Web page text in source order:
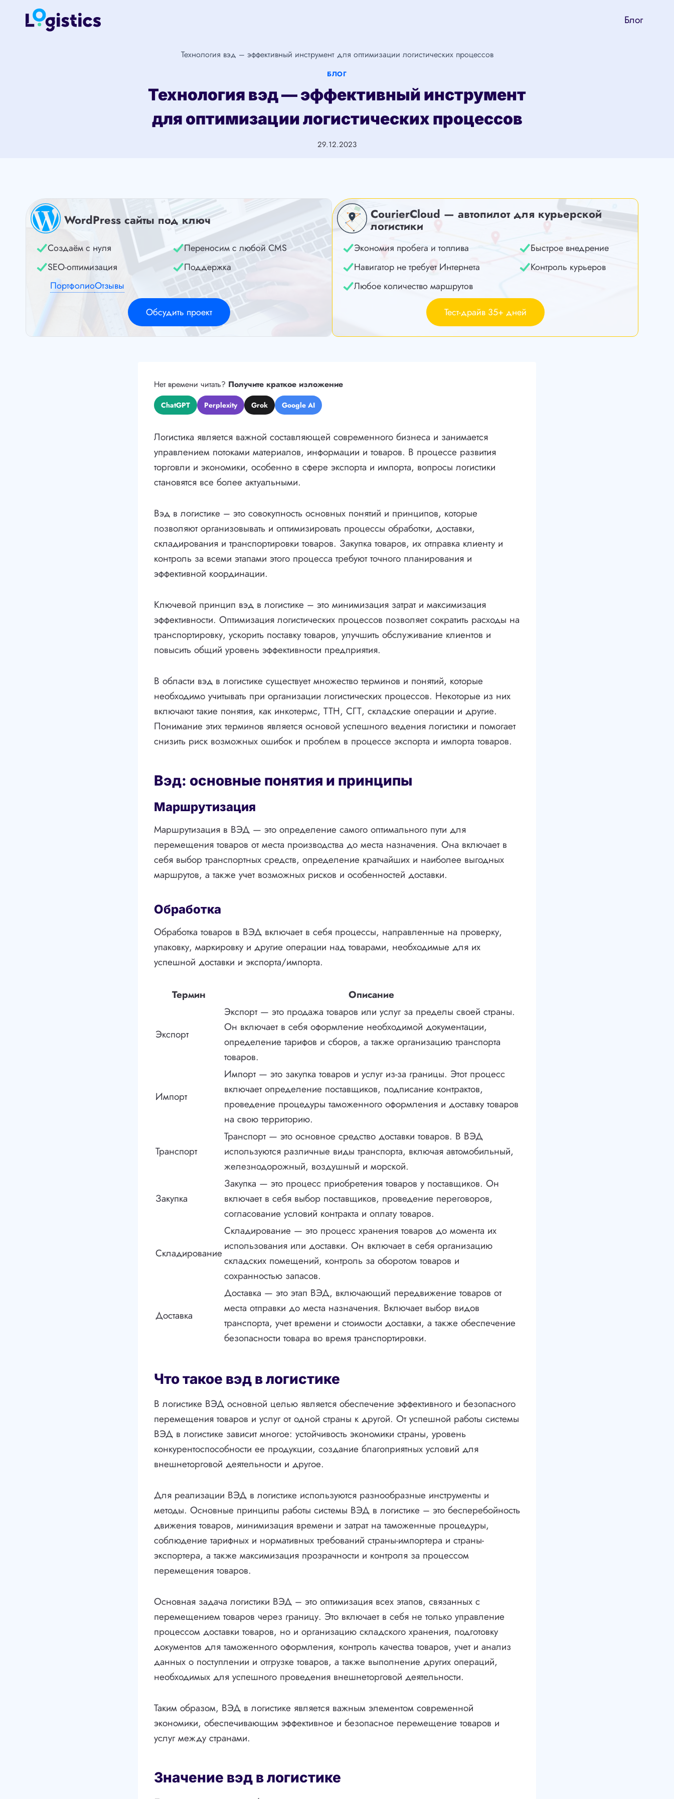
Перейти
Блог
Технология вэд – эффективный инструмент для оптимизации логистических процессов
БЛОГ
Технология вэд — эффективный инструмент
для оптимизации логистических процессов
29.12.2023
WordPress сайты под ключ
Создаём с нуля
Переносим с любой CMS
SEO-оптимизация
Поддержка
ПортфолиоОтзывы
Обсудить проект
CourierCloud — автопилот для курьерской
логистики
Экономия пробега и топлива
Быстрое внедрение
Навигатор не требует Интернета
Контроль курьеров
Любое количество маршрутов
Тест-драйв 35+ дней
Нет времени читать? Получите краткое изложение
ChatGPT Perplexity Grok Google AI
Логистика является важной составляющей современного бизнеса и занимается
управлением потоками материалов, информации и товаров. В процессе развития
торговли и экономики, особенно в сфере экспорта и импорта, вопросы логистики
становятся все более актуальными.
Вэд в логистике – это совокупность основных понятий и принципов, которые
позволяют организовывать и оптимизировать процессы обработки, доставки,
складирования и транспортировки товаров. Закупка товаров, их отправка клиенту и
контроль за всеми этапами этого процесса требуют точного планирования и
эффективной координации.
Ключевой принцип вэд в логистике – это минимизация затрат и максимизация
эффективности. Оптимизация логистических процессов позволяет сократить расходы на
транспортировку, ускорить поставку товаров, улучшить обслуживание клиентов и
повысить общий уровень эффективности предприятия.
В области вэд в логистике существует множество терминов и понятий, которые
необходимо учитывать при организации логистических процессов. Некоторые из них
включают такие понятия, как инкотермс, ТТН, СГТ, складские операции и другие.
Понимание этих терминов является основой успешного ведения логистики и помогает
снизить риск возможных ошибок и проблем в процессе экспорта и импорта товаров.
Вэд: основные понятия и принципы
Маршрутизация
Маршрутизация в ВЭД — это определение самого оптимального пути для
перемещения товаров от места производства до места назначения. Она включает в
себя выбор транспортных средств, определение кратчайших и наиболее выгодных
маршрутов, а также учет возможных рисков и особенностей доставки.
Обработка
Обработка товаров в ВЭД включает в себя процессы, направленные на проверку,
упаковку, маркировку и другие операции над товарами, необходимые для их
успешной доставки и экспорта/импорта.
Термин Описание
Экспорт
Экспорт — это продажа товаров или услуг за пределы своей страны.
Он включает в себя оформление необходимой документации,
определение тарифов и сборов, а также организацию транспорта
товаров.
Импорт
Импорт — это закупка товаров и услуг из-за границы. Этот процесс
включает определение поставщиков, подписание контрактов,
проведение процедуры таможенного оформления и доставку товаров
на свою территорию.
Транспорт
Транспорт — это основное средство доставки товаров. В ВЭД
используются различные виды транспорта, включая автомобильный,
железнодорожный, воздушный и морской.
Закупка
Закупка — это процесс приобретения товаров у поставщиков. Он
включает в себя выбор поставщиков, проведение переговоров,
согласование условий контракта и оплату товаров.
Складирование
Складирование — это процесс хранения товаров до момента их
использования или доставки. Он включает в себя организацию
складских помещений, контроль за оборотом товаров и
сохранностью запасов.
Доставка
Доставка — это этап ВЭД, включающий передвижение товаров от
места отправки до места назначения. Включает выбор видов
транспорта, учет времени и стоимости доставки, а также обеспечение
безопасности товара во время транспортировки.
Что такое вэд в логистике
В логистике ВЭД основной целью является обеспечение эффективного и безопасного
перемещения товаров и услуг от одной страны к другой. От успешной работы системы
ВЭД в логистике зависит многое: устойчивость экономики страны, уровень
конкурентоспособности ее продукции, создание благоприятных условий для
внешнеторговой деятельности и другое.
Для реализации ВЭД в логистике используются разнообразные инструменты и
методы. Основные принципы работы системы ВЭД в логистике – это бесперебойность
движения товаров, минимизация времени и затрат на таможенные процедуры,
соблюдение тарифных и нормативных требований страны-импортера и страны-
экспортера, а также максимизация прозрачности и контроля за процессом
перемещения товаров.
Основная задача логистики ВЭД – это оптимизация всех этапов, связанных с
перемещением товаров через границу. Это включает в себя не только управление
процессом доставки товаров, но и организацию складского хранения, подготовку
документов для таможенного оформления, контроль качества товаров, учет и анализ
данных о поступлении и отгрузке товаров, а также выполнение других операций,
необходимых для успешного проведения внешнеторговой деятельности.
Таким образом, ВЭД в логистике является важным элементом современной
экономики, обеспечивающим эффективное и безопасное перемещение товаров и
услуг между странами.
Значение вэд в логистике